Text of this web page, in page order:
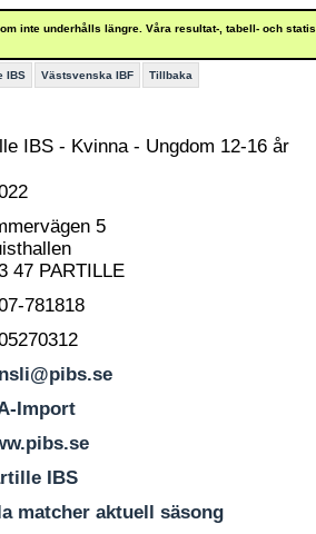
inte underhålls längre. Våra resultat-, tabell- och
IBS Västsvenska IBF Tillbaka
IBS - Kvinna - Ungdom 12-16 år
5
47 PARTILLE
781818
Import
IBS
matcher aktuell säsong